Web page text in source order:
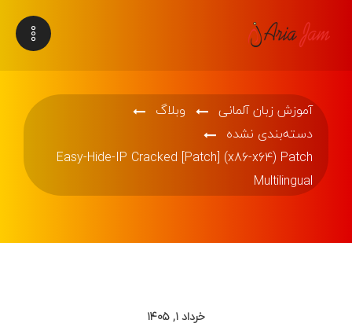
آموزش زبان آلمانی
وبلاگ
دسته‌بندی نشده
Easy-Hide-IP Cracked [Patch] (x86-x64) Patch
Multilingual
خرداد ۱, ۱۴۰۵